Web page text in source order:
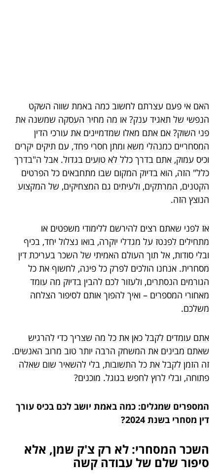
האם אי פעם עצרתם לחשוב כמה באמת שווה השקט
הנפשי של תאגיד ענק? או מה מחיר העסקה שמשנה את
פני השוק? אם אתם מאלו שמדמיינים את עורכי הדין
המסחריים כמנהלי משא ומתן חסרי פחד, עם תיקים יקרים
וכיס עמוק, אתם בדרך כלל לא טועים בגדול. אבל ה"בדרך
כלל" הזה, הוא בדיוק המקום שבו מתחבאים כל הפרטים
הקטנים, המרתקים, ולעיתים גם המצחיקים, של המקצוע
הנוצץ הזה.
אז לפני שאתם רצים להירשם ללימודי משפטים או
מתחילים לפנטז על מגדלי יוקרה, בואו נצלול יחד, בכיף
ובלי סודות, אל תוך העולם האמיתי של השכר בעריכת דין
מסחרית. אנחנו הולכים לפרק כל פינה, לחשוף את כל
הגורמים הנסתרים, ולעזור לכם להבין בדיוק מה עומד
מאחורי המספרים – ואיך להפוך אותם לסיפור הצלחה
משלכם.
אתם עומדים לקבל כאן את כל מה שצריך כדי להרגיש
שאתם מבינים את המשחק הרבה יותר טוב מרוב האנשים.
זה הזמן לקבל את כל התשובות, בלי להשאיר שום שאלה
פתוחה, ובלי לרוץ לחפש בגוגל. מוכנים?
המספרים שמגלים: כמה באמת יושב לכם בכיס עורך
דין מסחרי בשנת 2024?
השכר המסחרי: לא רק צ'ק שמן, אלא
סיפור שלם של עבודה קשה